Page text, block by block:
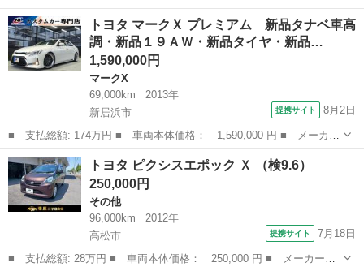
ー名： トヨタ ■ 車種名： ヴェルファイア ■ グレード名：
２．５Ｚ Ｇエディション モデリスタエアロ 禁煙車 ＢＩＧ－Ｘ
１１型ナビ...
愛媛 松山市 ヴェルファイア
トヨタ マークＸ プレミアム 新品タナベ車高
調・新品１９ＡＷ・新品タイヤ・新品…
1,590,000円
マークX
69,000km
2013年
新居浜市
提携サイト 8月2日
■ 支払総額: 174万円 ■ 車両本体価格： 1,590,000 円 ■ メーカー
名： トヨタ ■ 車種名： マークＸ ■ グレード名： プレミア
ム 新品タナベ車高調・新品１９ＡＷ・新品タイヤ・新品Ｇ’ｓバンパ
ー・ハーフ...
愛媛 新居浜市 マークX
トヨタ ピクシスエポック Ｘ （検9.6）
250,000円
その他
96,000km
2012年
高松市
提携サイト 7月18日
■ 支払総額: 28万円 ■ 車両本体価格： 250,000 円 ■ メーカー